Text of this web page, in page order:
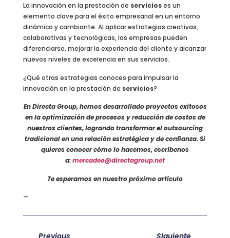
La innovación en la prestación de servicioses un
elemento clave para el éxito empresarial en un entorno
dinámico y cambiante. Al aplicar estrategias creativas,
colaborativas y tecnológicas, las empresas pueden
diferenciarse, mejorar la experiencia del cliente y alcanzar
nuevos niveles de excelencia en sus servicios.
¿Qué otras estrategias conoces para impulsar la
innovación en la prestación de servicios?
En Directa Group, hemos desarrollado proyectos exitosos
en la optimización de procesos y reducción de costos de
nuestros clientes, logrando transformar el outsourcing
tradicional en una relación estratégica y de confianza. Si
quieres conocer cómo lo hacemos, escríbenos
a:mercadeo@directagroup.net
Te esperamos en nuestro próximo artículo
—